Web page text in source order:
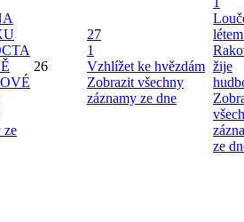
ze
26
27
1
Vzhlížet ke hvězdám
Zobrazit všechny
záznamy ze dne
žije
ze